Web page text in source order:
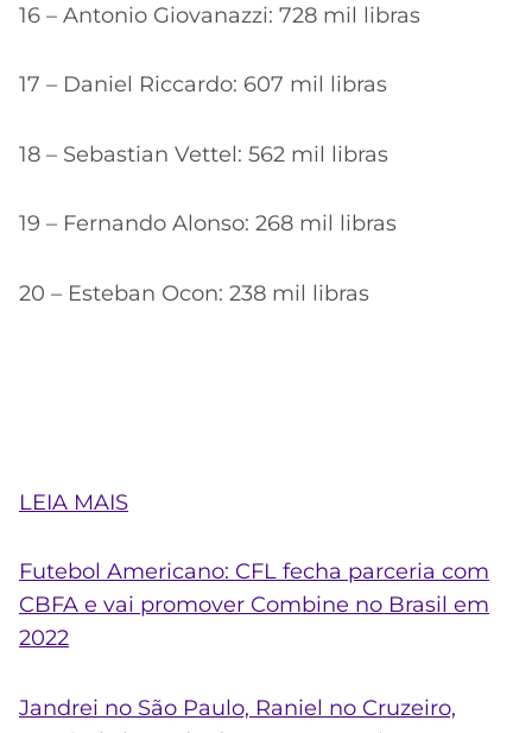
16 – Antonio Giovanazzi: 728 mil libras
17 – Daniel Riccardo: 607 mil libras
18 – Sebastian Vettel: 562 mil libras
19 – Fernando Alonso: 268 mil libras
20 – Esteban Ocon: 238 mil libras
LEIA MAIS
Futebol Americano: CFL fecha parceria com
CBFA e vai promover Combine no Brasil em
2022
Jandrei no São Paulo, Raniel no Cruzeiro,